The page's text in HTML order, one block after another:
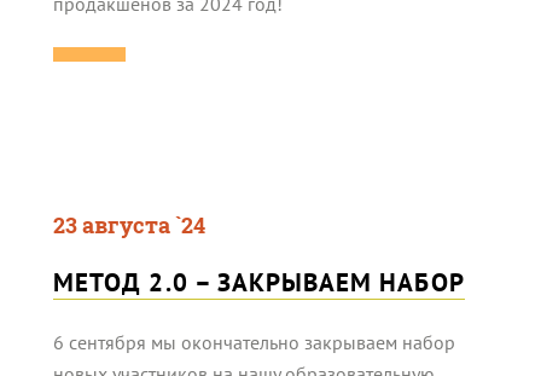
23 августа `24
МЕТОД 2.0 – ЗАКРЫВАЕМ НАБОР
6 сентября мы окончательно закрываем набор